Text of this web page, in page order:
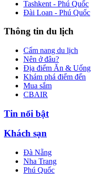
Tashkent - Phú Quốc
Đài Loan - Phú Quốc
Thông tin du lịch
Cẩm nang du lịch
Nên ở đâu?
Địa điểm Ăn & Uống
Khám phá điểm đến
Mua sắm
CBAIR
Tin nổi bật
Khách sạn
Đà Nẵng
Nha Trang
Phú Quốc